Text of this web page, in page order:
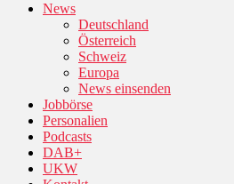
News
Deutschland
Österreich
Schweiz
Europa
News einsenden
Jobbörse
Personalien
Podcasts
DAB+
UKW